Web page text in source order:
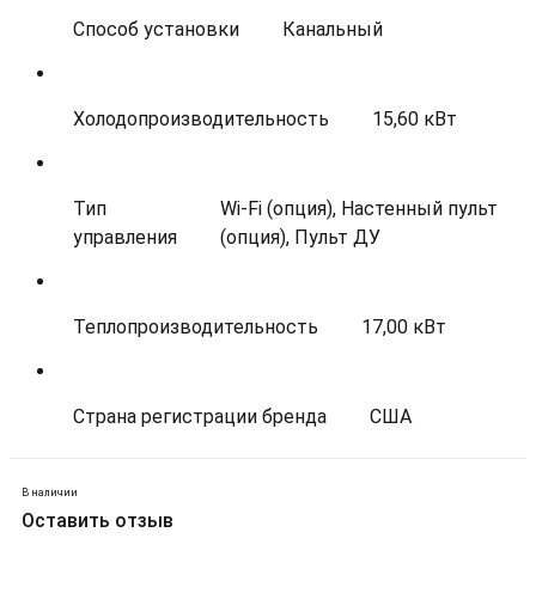
Способ установки Канальный
Холодопроизводительность 15,60 кВт
Тип
управления
Wi-Fi (опция), Настенный пульт
(опция), Пульт ДУ
Теплопроизводительность 17,00 кВт
Страна регистрации бренда США
В наличии
Оставить отзыв